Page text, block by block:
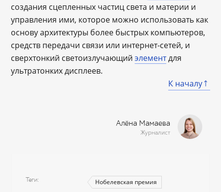
создания сцепленных частиц света и материи и
управления ими, которое можно использовать как
основу архитектуры более быстрых компьютеров,
средств передачи связи или интернет-сетей, и
сверхтонкий светоизлучающийэлементдля
ультратонких дисплеев.
К началу
Алёна Мамаева
Журналист
Теги Нобелевская премия